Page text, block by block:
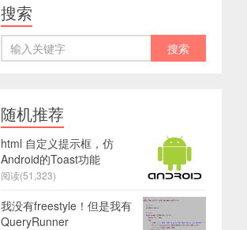
搜索
随机推荐
html 自定义提示框，仿
Android的Toast功能
阅读(51,323)
我没有freestyle！但是我有
QueryRunner